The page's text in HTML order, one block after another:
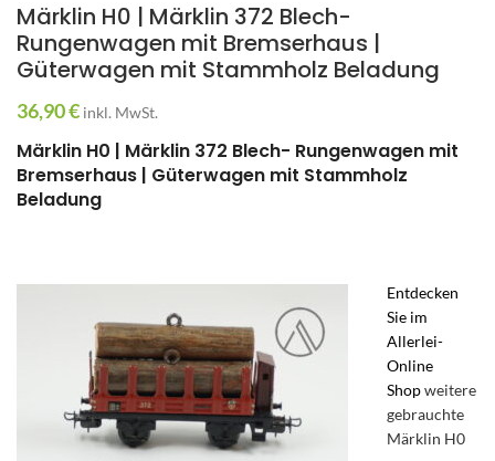
Märklin H0 | Märklin 372 Blech-
Rungenwagen mit Bremserhaus |
Güterwagen mit Stammholz Beladung
36,90€ inkl. MwSt.
Märklin H0 | Märklin 372 Blech- Rungenwagen mit
Bremserhaus | Güterwagen mit Stammholz
Beladung
Entdecken
Sie im
Allerlei-
Online
Shopweitere
gebrauchte
Märklin H0